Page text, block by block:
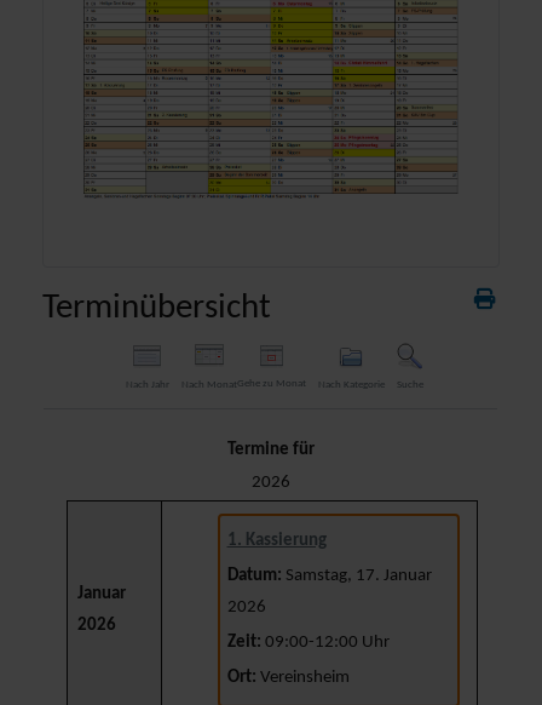
Terminübersicht
Nach Jahr Nach MonatGehe zu Monat Nach Kategorie Suche
Termine für
2026
Januar
2026
1. Kassierung
Datum: Samstag, 17. Januar
2026
Zeit: 09:00-12:00 Uhr
Ort: Vereinsheim